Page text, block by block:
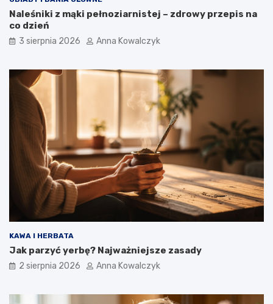
Naleśniki z mąki pełnoziarnistej – zdrowy przepis na
co dzień
3 sierpnia 2026 Anna Kowalczyk
KAWA I HERBATA
Jak parzyć yerbę? Najważniejsze zasady
2 sierpnia 2026 Anna Kowalczyk